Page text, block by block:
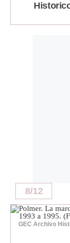
8/12
GEC Archivo